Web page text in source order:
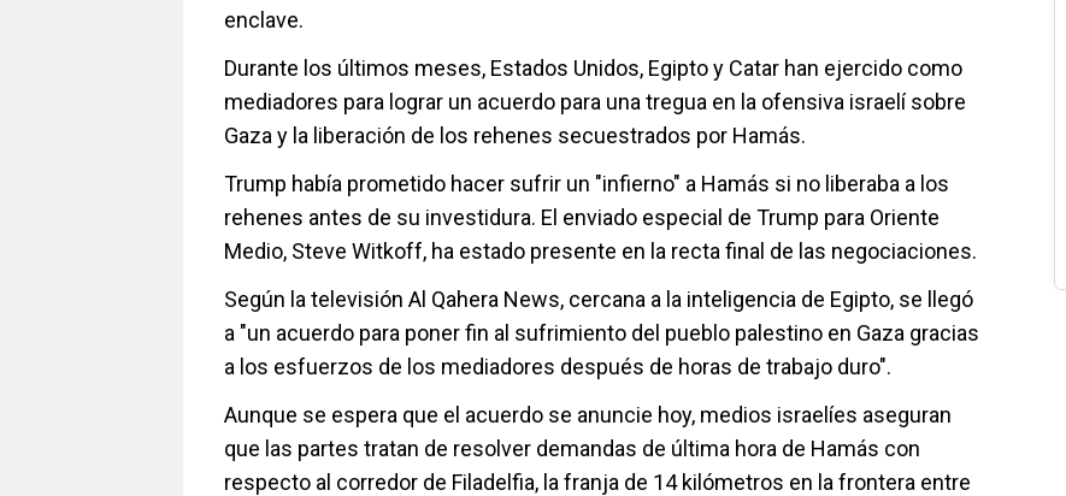
enclave.
Durante los últimos meses, Estados Unidos, Egipto y Catar han ejercido como
mediadores para lograr un acuerdo para una tregua en la ofensiva israelí sobre
Gaza y la liberación de los rehenes secuestrados por Hamás.
Trump había prometido hacer sufrir un "infierno" a Hamás si no liberaba a los
rehenes antes de su investidura. El enviado especial de Trump para Oriente
Medio, Steve Witkoff, ha estado presente en la recta final de las negociaciones.
Según la televisión Al Qahera News, cercana a la inteligencia de Egipto, se llegó
a "un acuerdo para poner fin al sufrimiento del pueblo palestino en Gaza gracias
a los esfuerzos de los mediadores después de horas de trabajo duro".
Aunque se espera que el acuerdo se anuncie hoy, medios israelíes aseguran
que las partes tratan de resolver demandas de última hora de Hamás con
respecto al corredor de Filadelfia, la franja de 14 kilómetros en la frontera entre